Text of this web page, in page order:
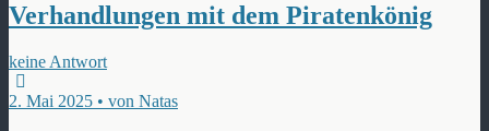
Verhandlungen mit dem Piratenkönig
keine Antwort
2. Mai 2025 • von Natas